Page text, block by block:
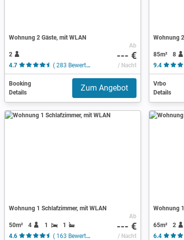
Wohnung 2 Gäste, mit WLAN
2
4.7
( 283 Bewertungen )
Ab
--- €
/ Nacht
Booking
Details
Zum Angebot
Wohnung
85m² 8
9.4
Vrbo
Details
Wohnung 1 Schlafzimmer, mit WLAN
50m² 4 1
1
4.6
( 163 Bewertungen )
Ab
--- €
/ Nacht
Wohnung
65m² 2
6.4